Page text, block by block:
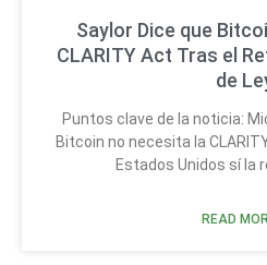
Saylor Dice que
CLARITY Act Tras el
de
Puntos clave de la noticia:
Bitcoin no necesita la
Estados Unidos sí la
READ